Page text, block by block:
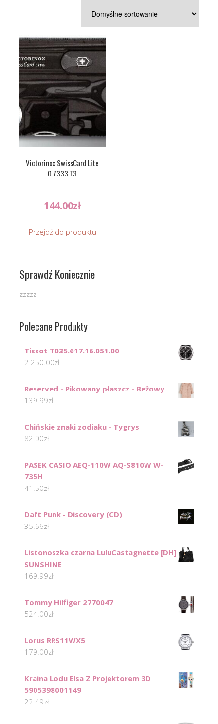
Victorinox SwissCard Lite
0.7333.T3
144.00zł
Przejdź do produktu
Sprawdź Koniecznie
zzzzz
Polecane Produkty
Tissot T035.617.16.051.00
2 250.00zł
Reserved - Pikowany płaszcz - Beżowy
139.99zł
Chińskie znaki zodiaku - Tygrys
82.00zł
PASEK CASIO AEQ-110W AQ-S810W W-
735H
41.50zł
Daft Punk - Discovery (CD)
35.66zł
Listonoszka czarna LuluCastagnette [DH]
SUNSHINE
169.99zł
Tommy Hilfiger 2770047
524.00zł
Lorus RRS11WX5
179.00zł
Kraina Lodu Elsa Z Projektorem 3D
5905398001149
22.49zł